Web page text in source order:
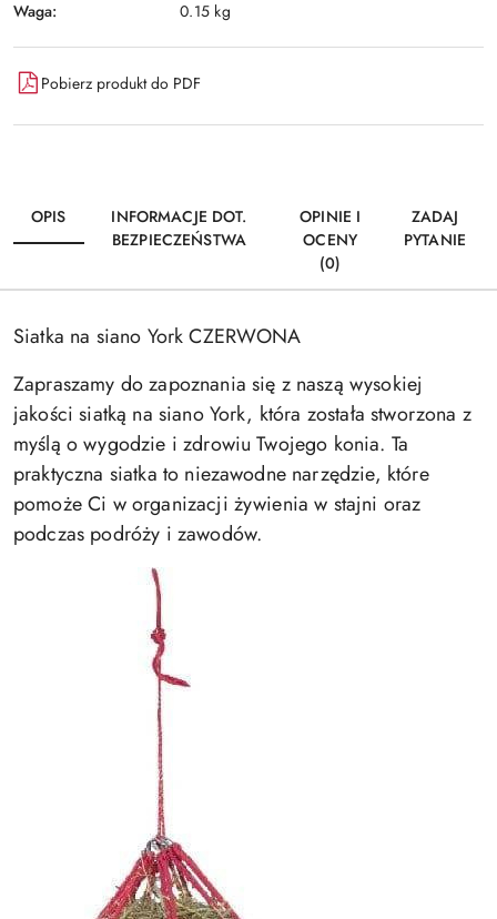
Waga: 0.15 kg
Pobierz produkt do PDF
OPIS
INFORMACJE DOT.
BEZPIECZEŃSTWA
OPINIE I
OCENY
(0)
ZADAJ
PYTANIE
Siatka na siano York CZERWONA
Zapraszamy do zapoznania się z naszą wysokiej
jakości siatką na siano York, która została stworzona z
myślą o wygodzie i zdrowiu Twojego konia. Ta
praktyczna siatka to niezawodne narzędzie, które
pomoże Ci w organizacji żywienia w stajni oraz
podczas podróży i zawodów.